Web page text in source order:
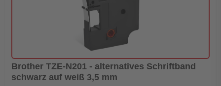
Brother TZE-N201 - alternatives Schriftband
schwarz auf weiß 3,5 mm